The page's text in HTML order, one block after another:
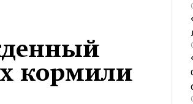
кормили